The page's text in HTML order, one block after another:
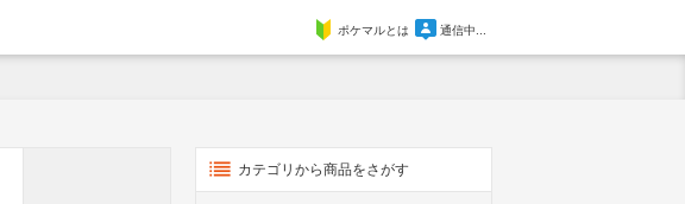
ポケマルとは 通信中...
カテゴリから商品をさがす